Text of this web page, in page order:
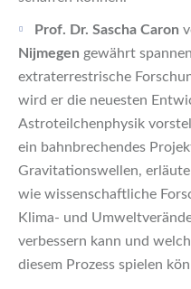
Prof. Dr. Sascha Caron
Nijmegen gewährt
extraterrestrische
wird er die neuesten
Astroteilchenphysik
ein bahnbrechendes
Gravitationswellen,
wie wissenschaftliche
Klima- und
verbessern kann und
diesem Prozess spielen